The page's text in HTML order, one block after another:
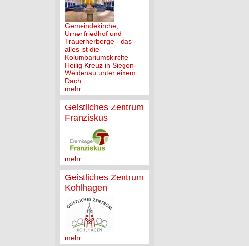
Gemeindekirche,
Urnenfriedhof und
Trauerherberge - das
alles ist die
Kolumbariumskirche
Heilig-Kreuz in Siegen-
Weidenau unter einem
Dach.
mehr
Geistliches Zentrum
Franziskus
mehr
Geistliches Zentrum
Kohlhagen
mehr